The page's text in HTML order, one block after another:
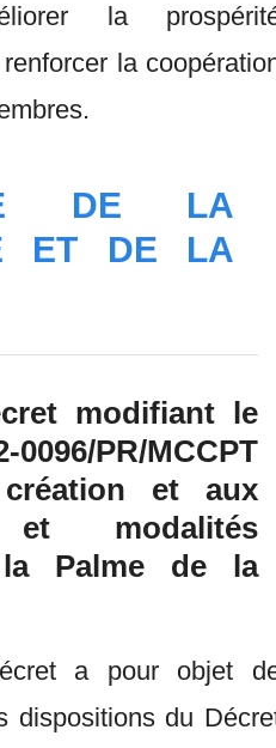
la
la
DE LA
ET DE LA
modifiant le
0096/PR/MCCPT
et aux
et modalités
Palme de la
a pour objet
dispositions du